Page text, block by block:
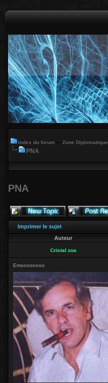
Index du forum » Zone Diplomatique
PNA
PNA
Imprimer le sujet
Auteur
Cristal zoa
Emoooooooo